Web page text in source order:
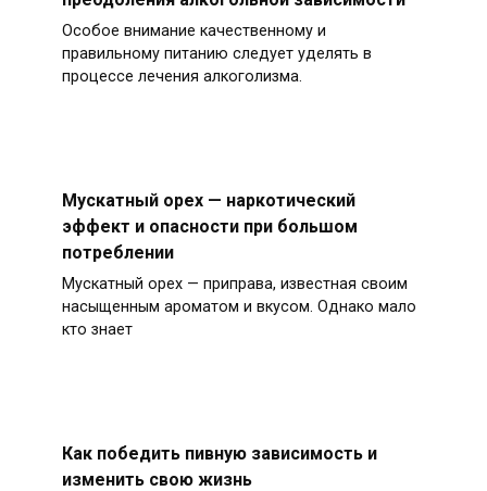
Особое внимание качественному и
правильному питанию следует уделять в
процессе лечения алкоголизма.
Мускатный орех — наркотический
эффект и опасности при большом
потреблении
Мускатный орех — приправа, известная своим
насыщенным ароматом и вкусом. Однако мало
кто знает
Как победить пивную зависимость и
изменить свою жизнь